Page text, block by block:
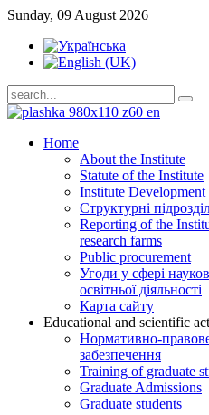
Sunday, 09 August 2026
Home
About the Institute
Statute of the Institute
Institute Development
Структурні
Reporting of the
research farms
Public procurement
Угоди у сфері
освітньої діяльності
Карта сайту
Educational and scientific
Нормативно-
забезпечення
Training of graduate
Graduate Admissions
Graduate students